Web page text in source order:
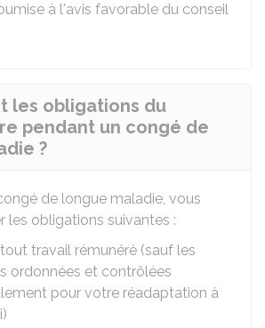
à l'avis favorable du conseil
les obligations du
pendant un congé de
?
de longue maladie, vous
les obligations suivantes :
travail rémunéré (sauf les
ordonnées et contrôlées
pour votre réadaptation à